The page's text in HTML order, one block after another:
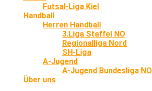
Futsal-Liga Kiel
Handball
Herren Handball
3.Liga Staffel NO
Regionalliga Nord
SH-Liga
A-Jugend
A-Jugend Bundesliga NO
Über uns